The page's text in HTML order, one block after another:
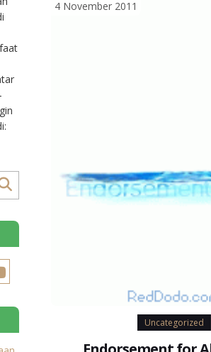
4 November 2011
Uncategorized